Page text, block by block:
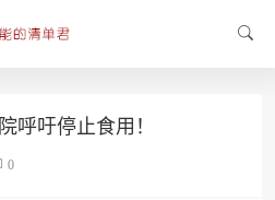
呼吁停止食用！
0